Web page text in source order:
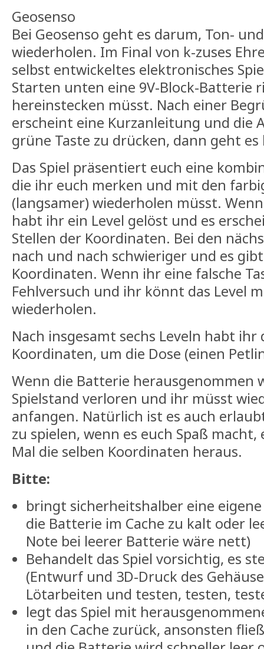
Geosenso
Bei Geosenso geht es darum, Ton-
wiederholen. Im Final von k-zuses
selbst entwickeltes elektronisches
Starten unten eine 9V-Block-Batterie
hereinstecken müsst. Nach einer
erscheint eine Kurzanleitung und die
grüne Taste zu drücken, dann geht es
Das Spiel präsentiert euch eine
die ihr euch merken und mit den
(langsamer) wiederholen müsst.
habt ihr ein Level gelöst und es
Stellen der Koordinaten. Bei den
nach und nach schwieriger und es
Koordinaten. Wenn ihr eine falsche
Fehlversuch und ihr könnt das Level
wiederholen.
Nach insgesamt sechs Leveln habt
Koordinaten, um die Dose (einen
Wenn die Batterie herausgenommen
Spielstand verloren und ihr müsst
anfangen. Natürlich ist es auch
zu spielen, wenn es euch Spaß
Mal die selben Koordinaten heraus.
Bitte:
bringt sicherheitshalber eine
die Batterie im Cache zu kalt oder
Note bei leerer Batterie wäre nett)
Behandelt das Spiel vorsichtig, es
(Entwurf und 3D-Druck des
Lötarbeiten und testen, testen,
legt das Spiel mit
in den Cache zurück, ansonsten